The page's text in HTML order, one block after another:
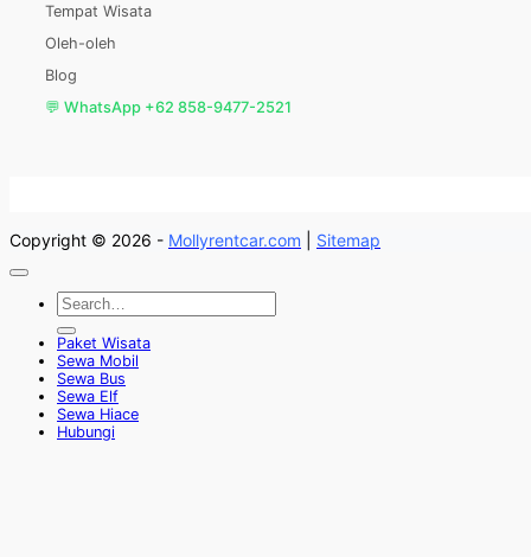
Tempat Wisata
Oleh-oleh
Blog
💬 WhatsApp +62 858-9477-2521
Copyright © 2026 - Mollyrentcar.com Sitemap
Paket Wisata
Sewa Mobil
Sewa Bus
Sewa Elf
Sewa Hiace
Hubungi